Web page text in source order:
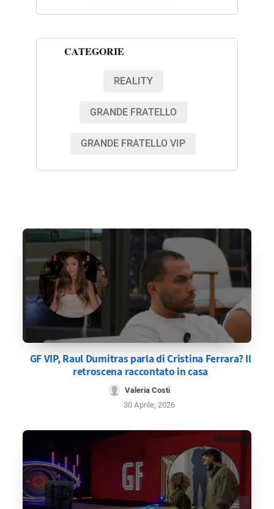
CATEGORIE
REALITY
GRANDE FRATELLO
GRANDE FRATELLO VIP
GF VIP, Raul Dumitras parla di Cristina Ferrara? Il
retroscena raccontato in casa
Valeria Costi
30 Aprile, 2026